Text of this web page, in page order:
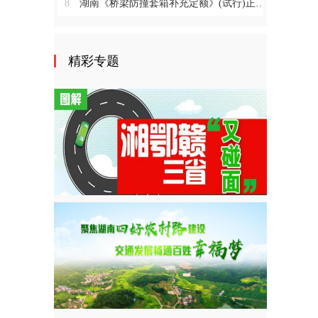
8 湖南《桥梁防撞套箱补充定额》(试行)正式施行
精彩专题